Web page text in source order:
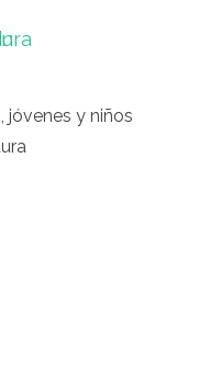
jóvenes y niños